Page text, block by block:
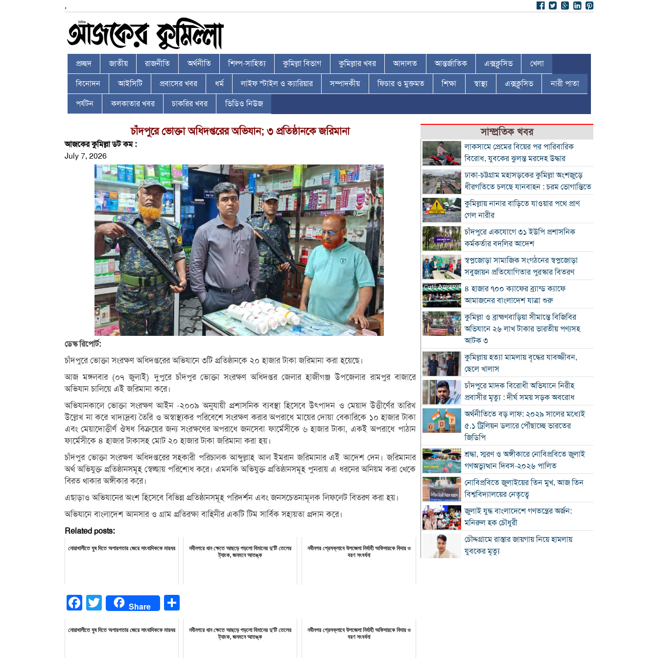
,
প্রচ্ছদ জাতীয় রাজনীতি অর্থনীতি শিল্প-সাহিত্য কুমিল্লা বিভাগ কুমিল্লার খবর আদালত আন্তর্জাতিক এক্সক্লুসিভ খেলা
বিনোদন আইসিটি প্রবাসের খবর ধর্ম লাইফ স্টাইল ও ক্যারিয়ার সম্পাদকীয় ফিচার ও মুক্তমত শিক্ষা স্বাস্থ্য এক্সক্লুসিভ নারী পাতা
পর্যটন কলকাতার খবর চাকরির খবর ভিডিও নিউজ
চাঁদপুরে ভোক্তা অধিদপ্তরের অভিযান; ৩ প্রতিষ্ঠানকে জরিমানা
আজকের কুমিল্লা ডট কম :
July 7, 2026
ডেস্ক রিপোর্ট:
চাঁদপুরে ভোক্তা সংরক্ষণ অধিদপ্তরের অভিযানে ৩টি প্রতিষ্ঠানকে ২০ হাজার টাকা জরিমানা করা হয়েছে।
আজ মঙ্গলবার (০৭ জুলাই) দুপুরে চাঁদপুর ভোক্তা সংরক্ষণ অধিদপ্তর জেলার হাজীগঞ্জ উপজেলার রামপুর বাজারে
অভিযান চালিয়ে এই জরিমানা করে।
অভিযানকালে ভোক্তা সংরক্ষণ আইন -২০০৯ অনুযায়ী প্রশাসনিক ব্যবস্থা হিসেবে উৎপাদন ও মেয়াদ উত্তীর্ণের তারিখ
উল্লেখ না করে খাদ্যদ্রব্য তৈরি ও অস্বাস্থ্যকর পরিবেশে সংরক্ষণ করার অপরাধে মায়ের দোয়া বেকারিকে ১০ হাজার টাকা
এবং মেয়াদোত্তীর্ণ ঔষধ বিক্রয়ের জন্য সংরক্ষণের অপরাধে জনসেবা ফার্মেসীকে ৬ হাজার টাকা, একই অপরাধে পাঠান
ফার্মেসীকে ৪ হাজার টাকাসহ মোট ২০ হাজার টাকা জরিমানা করা হয়।
চাঁদপুর ভোক্তা সংরক্ষণ অধিদপ্তরের সহকারী পরিচালক আব্দুল্লাহ আল ইমরান জরিমানার এই আদেশ দেন। জরিমানার
অর্থ অভিযুক্ত প্রতিষ্ঠানসমূহ স্বেচ্ছায় পরিশোধ করে। এমনকি অভিযুক্ত প্রতিষ্ঠানসমূহ পুনরায় এ ধরনের অনিয়ম করা থেকে
বিরত থাকার অঙ্গীকার করে।
এছাড়াও অভিযানের অংশ হিসেবে বিভিন্ন প্রতিষ্ঠানসমূহ পরিদর্শন এবং জনসচেতনামূলক লিফলেট বিতরণ করা হয়।
অভিযানে বাংলাদেশ আনসার ও গ্রাম প্রতিরক্ষা বাহিনীর একটি টিম সার্বিক সহায়তা প্রদান করে।
Related posts:
নোয়াখালীতে ঘুষ দিতে অপারগতার জেরে সাংবাদিককে মারধর
নবীনগরে ধান ক্ষেতে আছড়ে পড়লো বিমানের দু’টি তেলের
ট্যাংক, জনমনে আতঙ্ক
নবীনগর প্রেসক্লাবে উপজেলা নির্বাহী অফিসারকে বিদায় ও
বরণ সংবর্ধনা
Facebook
Twitter Share
নোয়াখালীতে ঘুষ দিতে অপারগতার জেরে সাংবাদিককে মারধর
নবীনগরে ধান ক্ষেতে আছড়ে পড়লো বিমানের দু’টি তেলের
ট্যাংক, জনমনে আতঙ্ক
নবীনগর প্রেসক্লাবে উপজেলা নির্বাহী অফিসারকে বিদায় ও
বরণ সংবর্ধনা
সাম্প্রতিক খবর
লাকসামে প্রেমের বিয়ের পর পারিবারিক
বিরোধ, যুবকের ঝুলন্ত মরদেহ উদ্ধার
ঢাকা-চট্টগ্রাম মহাসড়কের কুমিল্লা অংশজুড়ে
ধীরগতিতে চলছে যানবাহন : চরম ভোগান্তিতে
কুমিল্লায় নানার বাড়িতে যাওয়ার পথে প্রাণ
গেল নারীর
চাঁদপুরে একযোগে ৩১ ইউপি প্রশাসনিক
কর্মকর্তার বদলির আদেশ
স্বপ্নজোড়া সামাজিক সংগঠনের স্বপ্নজোড়া
সবুজায়ন প্রতিযোগিতার পুরস্কার বিতরণ
৪ হাজার ৭০০ ক্যাফের ব্র্যান্ড ক্যাফে
আমাজনের বাংলাদেশ যাত্রা শুরু
কুমিল্লা ও ব্রাহ্মণবাড়িয়া সীমান্তে বিজিবির
অভিযানে ২৬ লাখ টাকার ভারতীয় পণ্যসহ
আটক ৩
কুমিল্লায় হত্যা মামলায় বৃদ্ধের যাবজ্জীবন,
ছেলে খালাস
চাঁদপুরে মাদক বিরোধী অভিযানে নিরীহ
প্রবাসীর মৃত্যু : দীর্ঘ সময় সড়ক অবরোধ
অর্থনীতিতে বড় লাফ: ২০২৯ সালের মধ্যেই
৫.১ ট্রিলিয়ন ডলারে পৌঁছাচ্ছে ভারতের
জিডিপি
শ্রদ্ধা, স্মরণ ও অঙ্গীকারে নোবিপ্রবিতে জুলাই
গণঅভ্যুত্থান দিবস-২০২৬ পালিত
নোবিপ্রবিতে জুলাইয়ের তিন মুখ, আজ তিন
বিশ্ববিদ্যালয়ের নেতৃত্বে
জুলাই যুদ্ধ বাংলাদেশে গণতন্ত্রের অর্জন:
মনিরুল হক চৌধুরী
চৌদ্দগ্রামে রাস্তার জায়গায় নিয়ে হামলায়
যুবকের মৃত্যু